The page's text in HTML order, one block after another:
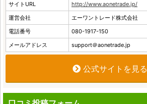
サイトURL
http://www.aonetrade.jp/
運営会社
エーワントレード株式会社
電話番号
080-1917-150
メールアドレス
support＠aonetrade.jp
公式サイトを見る